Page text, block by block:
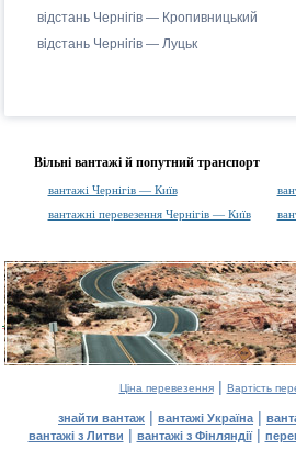
відстань Чернігів — Кропивницький
відстань Чернігів — Луцьк
Вільні вантажі й попутний транспорт
вантажі Чернігів — Київ
вантажні перевезення Чернігів — Київ
Ціна перевезення| Вартість
знайти вантаж | вантажі Україна |
вантажі з Литви | вантажі з Фінляндії|